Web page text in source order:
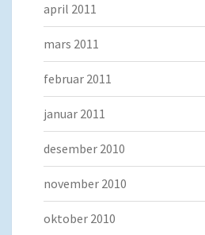
april 2011
mars 2011
februar 2011
januar 2011
desember 2010
november 2010
oktober 2010